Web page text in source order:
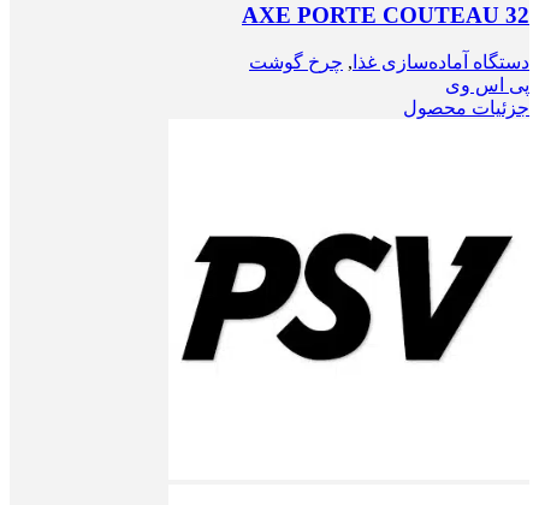
AXE PORTE COUTEAU 32
دستگاه آماده‌سازی غذا , چرخ گوشت
پی اس وی
جزئیات محصول